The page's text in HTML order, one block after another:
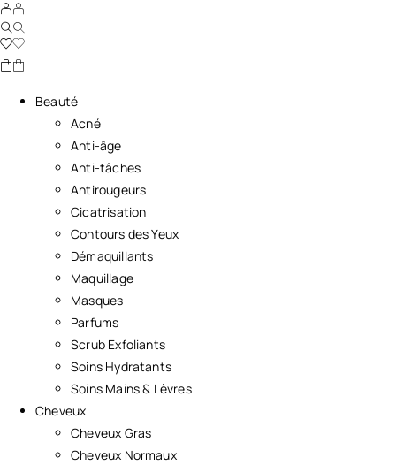
Beauté
Acné
Anti-âge
Anti-tâches
Antirougeurs
Cicatrisation
Contours des Yeux
Démaquillants
Maquillage
Masques
Parfums
Scrub Exfoliants
Soins Hydratants
Soins Mains & Lèvres
Cheveux
Cheveux Gras
Cheveux Normaux